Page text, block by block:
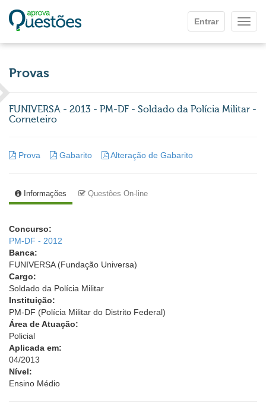
Entrar
Provas
FUNIVERSA - 2013 - PM-DF - Soldado da Polícia Militar -
Corneteiro
Prova Gabarito Alteração de Gabarito
Informações Questões On-line
Concurso:
PM-DF - 2012
Banca:
FUNIVERSA (Fundação Universa)
Cargo:
Soldado da Polícia Militar
Instituição:
PM-DF (Polícia Militar do Distrito Federal)
Área de Atuação:
Policial
Aplicada em:
04/2013
Nível:
Ensino Médio